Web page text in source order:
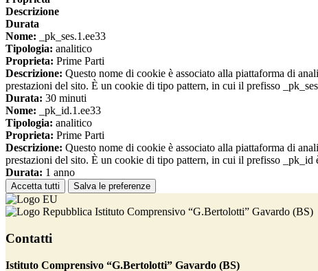
Descrizione
Durata
Nome: _pk_ses.1.ee33
Tipologia: analitico
Proprieta: Prime Parti
Descrizione: Questo nome di cookie è associato alla piattaforma di
prestazioni del sito. È un cookie di tipo pattern, in cui il prefisso
Durata: 30 minuti
Nome: _pk_id.1.ee33
Tipologia: analitico
Proprieta: Prime Parti
Descrizione: Questo nome di cookie è associato alla piattaforma di
prestazioni del sito. È un cookie di tipo pattern, in cui il prefisso
Durata: 1 anno
Accetta tutti Salva le preferenze
Istituto Comprensivo “G.Bertolotti” Gavardo (BS)
Contatti
Istituto Comprensivo “G.Bertolotti” Gavardo (BS)